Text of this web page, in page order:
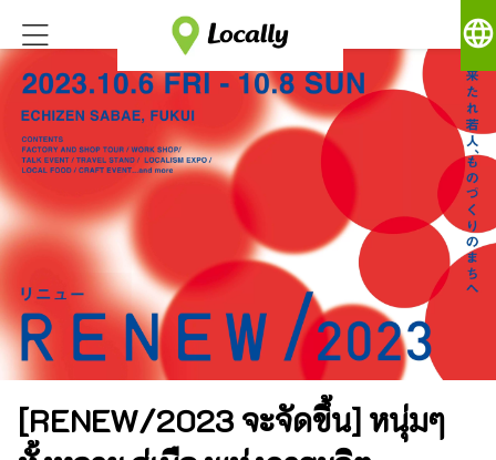
language
[RENEW/2023 จะจัดขึ้น] หนุ่มๆ